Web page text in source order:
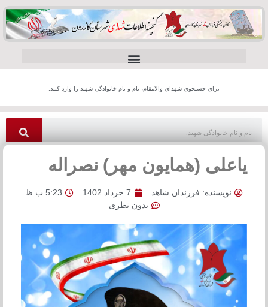
برای جستجوی شهدای والامقام، نام و نام خانوادگی شهید را وارد کنید.
یاعلی (همایون مهر) نصراله
نویسنده: فرزندان شاهد 7 خرداد 1402
5:23 ب.ظ
بدون نظری